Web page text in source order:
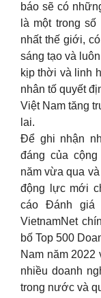
báo sẽ có
là một trong
nhất thế giới,
sáng tạo và
kịp thời và linh
nhân tố quyết
Việt Nam tăng
lai.
Để ghi nhận
đáng của
năm vừa qua
động lực mới
cáo Đánh giá
VietnamNet
bố Top 500
Nam năm
nhiều doanh
trong nước và